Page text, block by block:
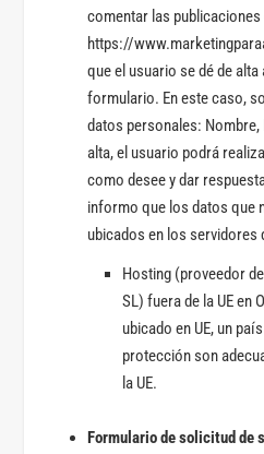
comentar las publicaciones
https://
que el usuario se dé de alta
formulario. En este caso,
datos personales: Nombre,
alta, el usuario podrá
como desee y dar
informo que los datos que
ubicados en los servidores
Hosting (proveedor
SL) fuera de la UE en
ubicado en UE, un
protección son
la UE.
Formulario de solicitud de